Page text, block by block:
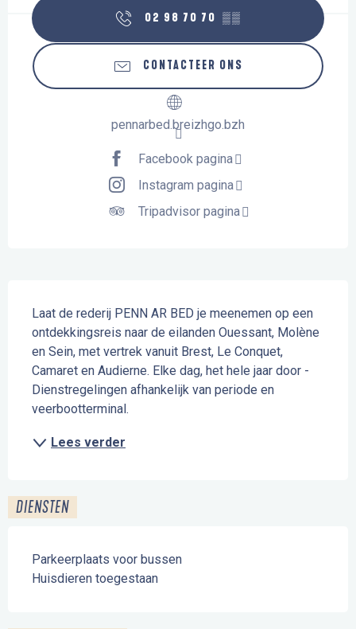
02 98 70 70 ▒▒
CONTACTEER ONS
pennarbed.breizhgo.bzh
Facebook pagina
Instagram pagina
Tripadvisor pagina
Laat de rederij PENN AR BED je meenemen op een
ontdekkingsreis naar de eilanden Ouessant, Molène
en Sein, met vertrek vanuit Brest, Le Conquet,
Camaret en Audierne. Elke dag, het hele jaar door -
Dienstregelingen afhankelijk van periode en
veerbootterminal.
Lees verder
DIENSTEN
Parkeerplaats voor bussen
Huisdieren toegestaan